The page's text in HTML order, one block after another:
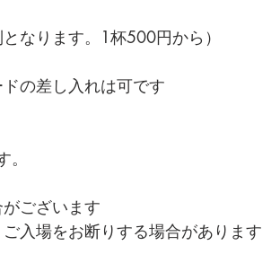
なります。1杯500円から）
の差し入れは可です
ございます
入場をお断りする場合があります